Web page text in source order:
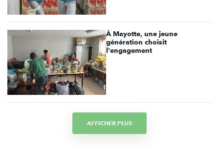
À Mayotte, une jeune
génération choisit
l'engagement
AFFICHER PLUS